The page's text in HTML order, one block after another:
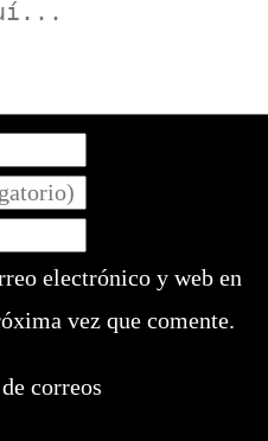
electrónico y web en
vez que comente.
correos